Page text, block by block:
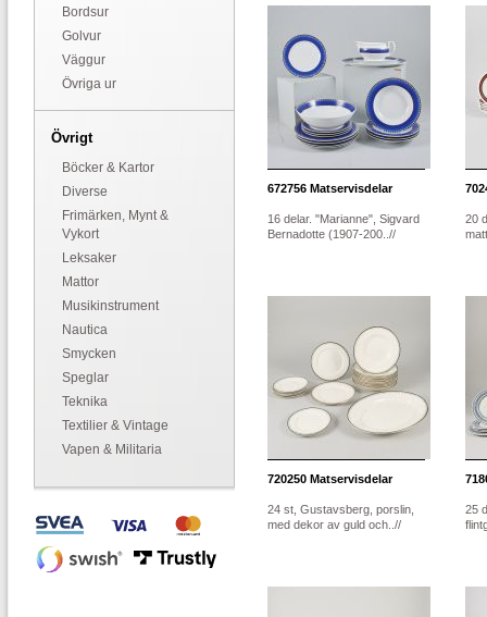
Bordsur
Golvur
Väggur
Övriga ur
Övrigt
Böcker & Kartor
Diverse
Frimärken, Mynt &
Vykort
Leksaker
Mattor
Musikinstrument
Nautica
Smycken
Speglar
Teknika
Textilier & Vintage
Vapen & Militaria
672756 Matservisdelar
16 delar. "Marianne", Sigvard
Bernadotte (1907-200..//
20
720250 Matservisdelar
24 st, Gustavsberg, porslin,
med dekor av guld och..//
25